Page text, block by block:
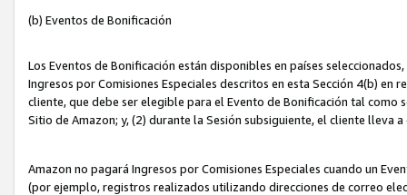
(b) Eventos de Bonificación
Los Eventos de Bonificación están disponibles en países
Ingresos por Comisiones Especiales descritos en esta Sección 4(b) en
cliente, que debe ser elegible para el Evento de Bonificación tal como
Sitio de Amazon; y, (2) durante la Sesión subsiguiente, el cliente lleva
Amazon no pagará Ingresos por Comisiones Especiales cuando un
(por ejemplo, registros realizados utilizando direcciones de correo